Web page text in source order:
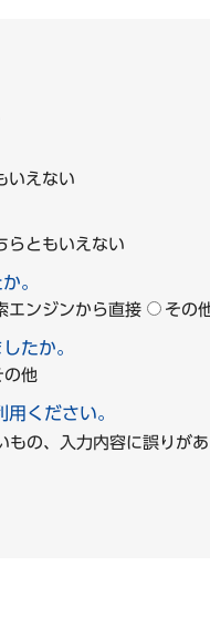
いえない
らともいえない
。
エンジンから直接 その
たか。
の他
用ください。
もの、入力内容に誤り